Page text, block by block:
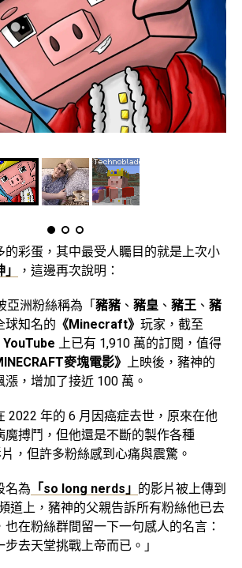
的彩蛋，其中最受人矚目的就是上次小
，這邊再次說明：
亞洲粉絲稱為「豬豬 、 豬皇 、 豬王 、 豬
球知名的 《Minecraft》 玩家，截至
YouTube 上已有 1,910 萬的訂閱，值得
麥塊電影》 上映後，豬神的
，增加了接近 100 萬。
2022 年的 6 月因癌症去世，原來在他
魔搏鬥，但他還是不斷的製作各種
，但許多粉絲感到心痛與震驚。
名為 「so long nerds」 的影片被上傳到
道上，豬神的父親告訴所有粉絲他已去
在粉絲群間留一下一句感人的名言：
步去天堂挑戰上帝而已。」